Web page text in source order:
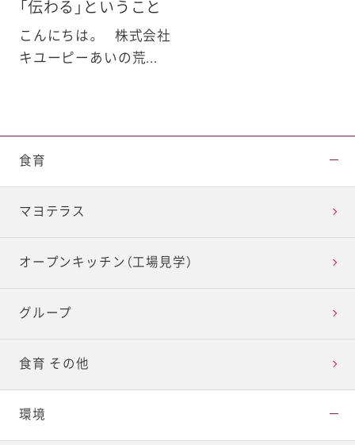
「伝わる」ということ
こんにちは。 株式会社
キユーピーあいの荒...
食育
マヨテラス
オープンキッチン（工場見学）
グループ
食育 その他
環境